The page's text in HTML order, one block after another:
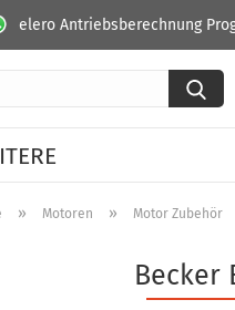
elero Antriebsberechnung
» Motoren » Motor Zubehör
Becker